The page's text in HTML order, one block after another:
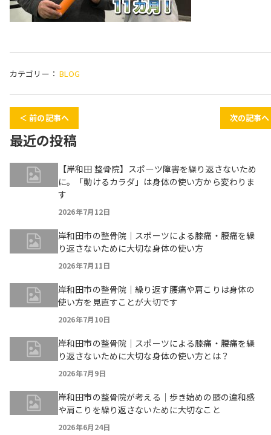
カテゴリー： BLOG
＜ 前の記事へ 次の記事
最近の投稿
【岸和田 整骨院】スポーツ障害を繰り返さないため
に。「動けるカラダ」は身体の使い方から変わりま
す
2026年7月12日
岸和田市の整骨院｜スポーツによる膝痛・腰痛を繰
り返さないために大切な身体の使い方
2026年7月11日
岸和田市の整骨院｜繰り返す腰痛や肩こりは身体の
使い方を見直すことが大切です
2026年7月10日
岸和田市の整骨院｜スポーツによる膝痛・腰痛を繰
り返さないために大切な身体の使い方とは？
2026年7月9日
岸和田市の整骨院が考える｜歩き始めの膝の違和感
や肩こりを繰り返さないために大切なこと
2026年6月24日